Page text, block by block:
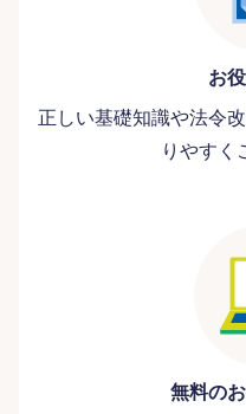
お
正しい基礎知識や法令
りやすく
無料の